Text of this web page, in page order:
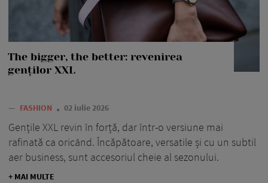
The bigger, the better: revenirea
genților XXL
— FASHION 02 iulie 2026
Gențile XXL revin în forță, dar într-o versiune mai
rafinată ca oricând. Încăpătoare, versatile și cu un subtil
aer business, sunt accesoriul cheie al sezonului.
+ MAI MULTE